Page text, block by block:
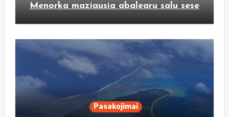
Menorka maziausia abalearu salu sese
Pasakojimai